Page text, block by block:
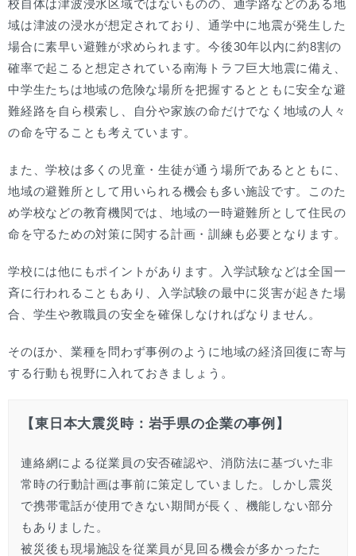
校自体は津波浸水区域ではないものの、通学路などのある地
域は津波の浸水が想定されており、通学中に地震が発生した
場合に素早い避難が求められます。今後30年以内に約8割の
確率で起こると想定されている南海トラフ巨大地震に備え、
中学生たちは地域の危険な場所を把握するとともに安全な避
難経路を自ら模索し、自分や家族の命だけでなく地域の人々
の命を守ることも考えています。
また、学校は多くの児童・生徒が通う場所であるとともに、
地域の避難所として用いられる機会も多い施設です。このた
め学校などの教育機関では、地域の一時避難所として住民の
命を守るための対策に関する計画・訓練も必要となります。
学校には他にもポイントがあります。入学試験などは全国一
斉に行われることもあり、入学試験の最中に災害が起きた場
合、学生や教職員の安全を確保しなければなりません。
そのほか、業種を問わず事例のように地域の経済回復に寄与
する行動も視野に入れておきましょう。
【東日本大震災時：岩手県の企業の事例】
連絡網による従業員の安否確認や、消防法に基づいた非
常時の行動計画は事前に策定していました。しかし震災
で携帯電話が使用できない期間が長く、機能しない部分
もありました。
被災後も現場施設を従業員が見回る機会が多かったた